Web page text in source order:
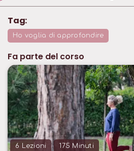
questo corso è stato
interessante. l'ho seguito con
curiosità!
Tag:
Ho voglia di approfondire
Fa parte del corso
6 Lezioni 175 Minuti